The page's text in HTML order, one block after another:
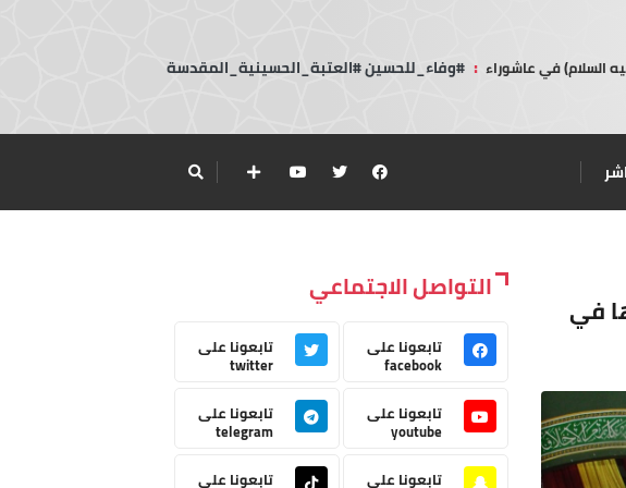
السلام) في عاشوراء : #وفاء_للحسين #العتبة_الحسينية_المقدسة
في
التواصل الاجتماعي
تابعونا على
facebook
تابعونا على
twitter
تابعونا على
youtube
تابعونا على
telegram
تابعونا على
تابعونا على